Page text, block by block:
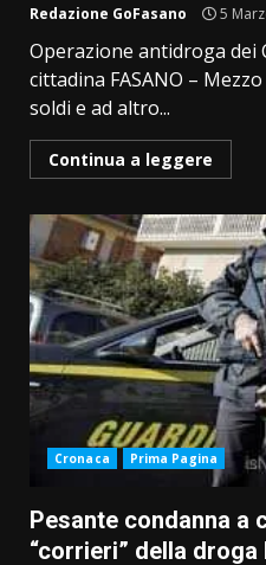
Redazione GoFasano 5
Operazione antidroga dei
cittadina FASANO –
soldi e ad altro...
Continua a leggere
Cronaca Prima Pagina
Pesante condanna a
“corrieri” della